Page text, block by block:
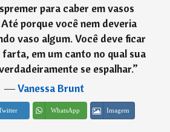
para caber em vasos
porque você nem deveria
vaso algum. Você deve ficar
em um canto no qual sua
se espalhar.”
―Vanessa Brunt
WhatsApp Imagem